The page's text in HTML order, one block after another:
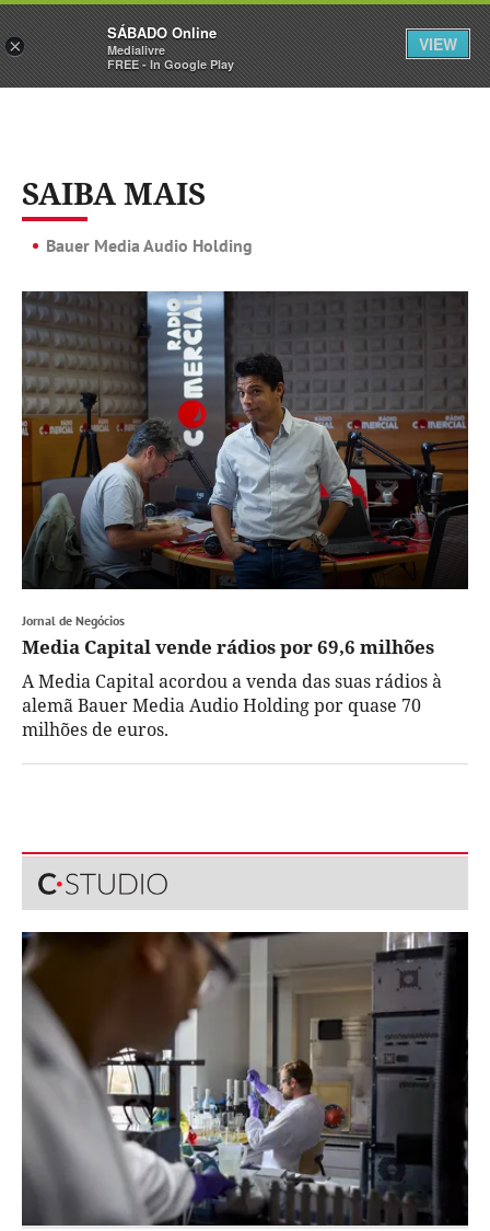
Sábado Assine Iniciar Sessão
SAIBA MAIS
Bauer Media Audio Holding
Jornal de Negócios
Media Capital vende rádios por 69,6 milhões
A Media Capital acordou a venda das suas rádios à
alemã Bauer Media Audio Holding por quase 70
milhões de euros.
×
SÁBADO Online
Medialivre
FREE - In Google Play
VIEW